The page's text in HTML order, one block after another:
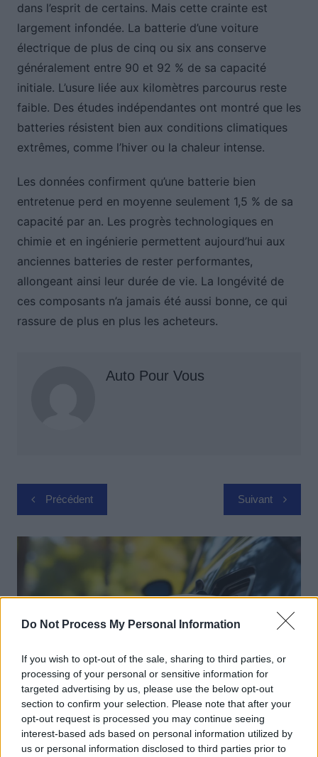
Do Not Process My Personal Information
If you wish to opt-out of the sale, sharing to third parties, or
processing of your personal or sensitive information for
targeted advertising by us, please use the below opt-out
section to confirm your selection. Please note that after your
opt-out request is processed you may continue seeing
interest-based ads based on personal information utilized by
us or personal information disclosed to third parties prior to
dans l’esprit de certains. Mais cette crainte est
largement infondée. La batterie d’une voiture
électrique de plus de cinq ou six ans conserve
généralement entre 90 et 92 % de sa capacité
initiale. L’usure liée aux kilomètres parcourus reste
faible. Des études indépendantes ont montré que les
batteries résistent bien aux conditions climatiques
extrêmes, comme l’hiver ou la chaleur intense.
Les données confirment qu’une batterie bien
entretenue perd en moyenne seulement 1,5 % de sa
capacité par an. Les progrès technologiques en
chimie et en ingénierie permettent aujourd’hui aux
anciennes batteries de rester performantes,
allongeant ainsi leur durée de vie. La longévité de
ces composants n’a jamais été aussi bonne, ce qui
rassure de plus en plus les acheteurs.
Auto Pour Vous
Navigation
de
l’article
Précédent Suivant
Achat Automobile
Autonomie électrique : ce que vous